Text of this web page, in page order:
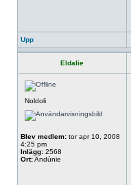
Upp
Eldalie
Noldoli
Blev medlem: tor apr 10, 2008
4:25 pm
Inlägg: 2568
Ort:Andúnie